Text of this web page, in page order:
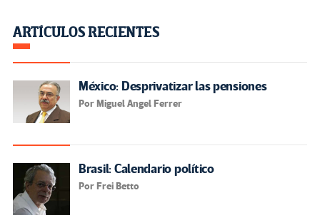
ARTÍCULOS RECIENTES
México: Desprivatizar las pensiones
Por Miguel Angel Ferrer
Brasil: Calendario político
Por Frei Betto